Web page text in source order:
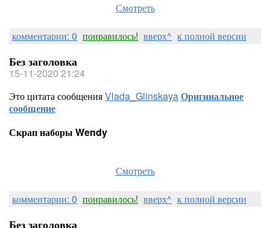
Смотреть
комментарии: 0 понравилось! вверх^ к полной версии
Без заголовка
15-11-2020 21:24
Это цитата сообщенияVlada_GlinskayaОригинальное
сообщение
Скрап наборы Wendy
Смотреть
комментарии: 0 понравилось! вверх^ к полной версии
Без заголовка